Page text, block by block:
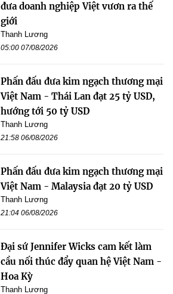
đưa doanh nghiệp Việt vươn ra thế
giới
Thanh Lương
05:00 07/08/2026
Phấn đấu đưa kim ngạch thương mại
Việt Nam - Thái Lan đạt 25 tỷ USD,
hướng tới 50 tỷ USD
Thanh Lương
21:58 06/08/2026
Phấn đấu đưa kim ngạch thương mại
Việt Nam - Malaysia đạt 20 tỷ USD
Thanh Lương
21:04 06/08/2026
Đại sứ Jennifer Wicks cam kết làm
cầu nối thúc đẩy quan hệ Việt Nam -
Hoa Kỳ
Thanh Lương